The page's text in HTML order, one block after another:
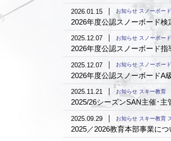
2026.01.15 お知らせ スノーボー
2026年度公認スノーボード
2025.12.07 お知らせ スノーボー
2026年度公認スノーボード
2025.12.07 お知らせ スノーボー
2026年度公認スノーボードA
2025.11.21 お知らせ スキー教育
2025/26シーズンSAN主催･
2025.09.29 お知らせ スキー教育
2025／2026教育本部事業につ